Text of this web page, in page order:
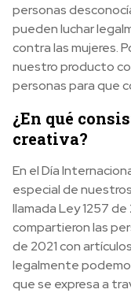
personas
pueden luchar
contra las mujeres.
nuestro producto
personas para que
¿En qué
creativa?
En el Día
especial de
llamada Ley 1257
compartieron las
de 2021 con
legalmente
que se expresa a